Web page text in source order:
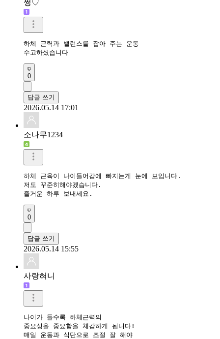
쩡♡
하체 근력과 밸런스를 잡아 주는 운동
수고하셨습니다
0
답글 쓰기
2026.05.14 17:01
소나무1234
하체 근육이 나이들어감에 빠지는게 눈에 보입니다.
저도 꾸준히해야겠습니다.
즐거운 하루 보내세요.
0
답글 쓰기
2026.05.14 15:55
사랑혀니
나이가 들수록 하체근력의
중요성을 중요함을 체감하게 됩니다!
매일 운동과 식단으로 조절 잘 해야